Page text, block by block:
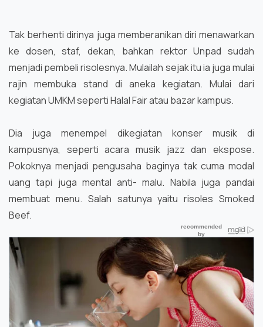
Tak berhenti dirinya juga memberanikan diri menawarkan
ke dosen, staf, dekan, bahkan rektor Unpad sudah
menjadi pembeli risolesnya. Mulailah sejak itu ia juga mulai
rajin membuka stand di aneka kegiatan. Mulai dari
kegiatan UMKM seperti Halal Fair atau bazar kampus.
Dia juga menempel dikegiatan konser musik di
kampusnya, seperti acara musik jazz dan ekspose.
Pokoknya menjadi pengusaha baginya tak cuma modal
uang tapi juga mental anti- malu. Nabila juga pandai
membuat menu. Salah satunya yaitu risoles Smoked
Beef.